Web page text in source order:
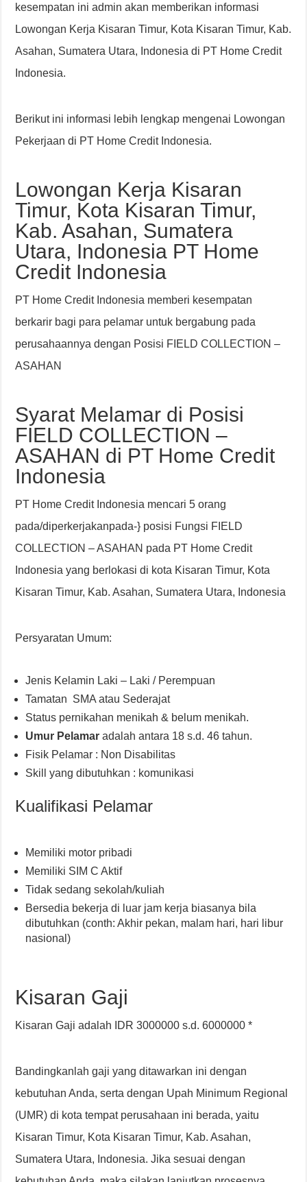
kesempatan ini admin akan memberikan informasi
Lowongan Kerja Kisaran Timur, Kota Kisaran Timur, Kab.
Asahan, Sumatera Utara, Indonesia di PT Home Credit
Indonesia.
Berikut ini informasi lebih lengkap mengenai Lowongan
Pekerjaan di PT Home Credit Indonesia.
Lowongan Kerja Kisaran
Timur, Kota Kisaran Timur,
Kab. Asahan, Sumatera
Utara, Indonesia PT Home
Credit Indonesia
PT Home Credit Indonesia memberi kesempatan
berkarir bagi para pelamar untuk bergabung pada
perusahaannya dengan Posisi FIELD COLLECTION –
ASAHAN
Syarat Melamar di Posisi
FIELD COLLECTION –
ASAHAN di PT Home Credit
Indonesia
PT Home Credit Indonesia mencari 5 orang
pada/diperkerjakanpada-} posisi Fungsi FIELD
COLLECTION – ASAHAN pada PT Home Credit
Indonesia yang berlokasi di kota Kisaran Timur, Kota
Kisaran Timur, Kab. Asahan, Sumatera Utara, Indonesia
Persyaratan Umum:
Jenis Kelamin Laki – Laki / Perempuan
Tamatan SMA atau Sederajat
Status pernikahan menikah & belum menikah.
Umur Pelamaradalah antara 18 s.d. 46 tahun.
Fisik Pelamar : Non Disabilitas
Skill yang dibutuhkan : komunikasi
Kualifikasi Pelamar
Memiliki motor pribadi
Memiliki SIM C Aktif
Tidak sedang sekolah/kuliah
Bersedia bekerja di luar jam kerja biasanya bila
dibutuhkan (conth: Akhir pekan, malam hari, hari libur
nasional)
Kisaran Gaji
Kisaran Gaji adalah IDR 3000000 s.d. 6000000 *
Bandingkanlah gaji yang ditawarkan ini dengan
kebutuhan Anda, serta dengan Upah Minimum Regional
(UMR) di kota tempat perusahaan ini berada, yaitu
Kisaran Timur, Kota Kisaran Timur, Kab. Asahan,
Sumatera Utara, Indonesia. Jika sesuai dengan